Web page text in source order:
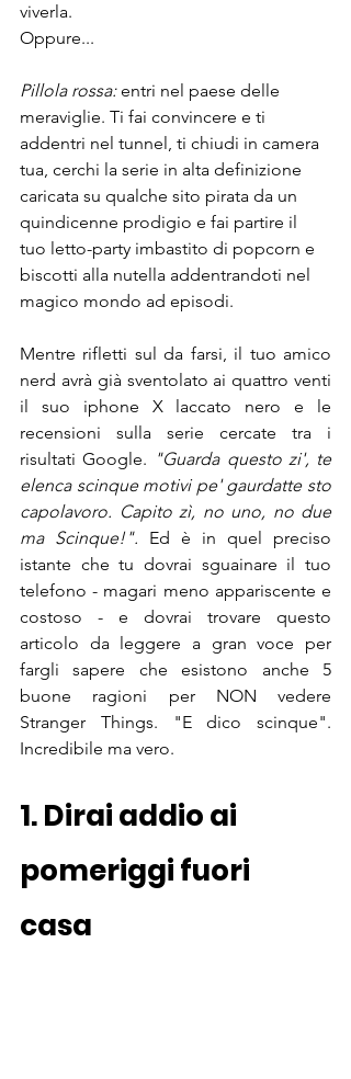
viverla.
Oppure...
Pillola rossa: entri nel paese delle
meraviglie. Ti fai convincere e ti
addentri nel tunnel, ti chiudi in camera
tua, cerchi la serie in alta definizione
caricata su qualche sito pirata da un
quindicenne prodigio e fai partire il
tuo letto-party imbastito di popcorn e
biscotti alla nutella addentrandoti nel
magico mondo ad episodi.
Mentre rifletti sul da farsi, il tuo amico
nerd avrà già sventolato ai quattro venti
il suo iphone X laccato nero e le
recensioni sulla serie cercate tra i
risultati Google. "Guarda questo zi', te
elenca scinque motivi pe' gaurdatte sto
capolavoro. Capito zì, no uno, no due
ma Scinque!". Ed è in quel preciso
istante che tu dovrai sguainare il tuo
telefono - magari meno appariscente e
costoso - e dovrai trovare questo
articolo da leggere a gran voce per
fargli sapere che esistono anche 5
buone ragioni per NON vedere
Stranger Things. "E dico scinque".
Incredibile ma vero.
1. Dirai addio ai
pomeriggi fuori
casa